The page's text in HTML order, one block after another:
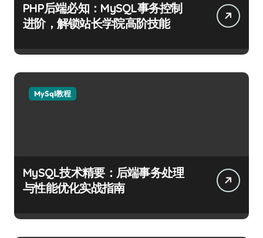
PHP后端必知：MySQL事务控制
进阶，解锁站长学院高阶技能
MySql教程
MySQL技术精要：后端事务处理
与性能优化实战指南